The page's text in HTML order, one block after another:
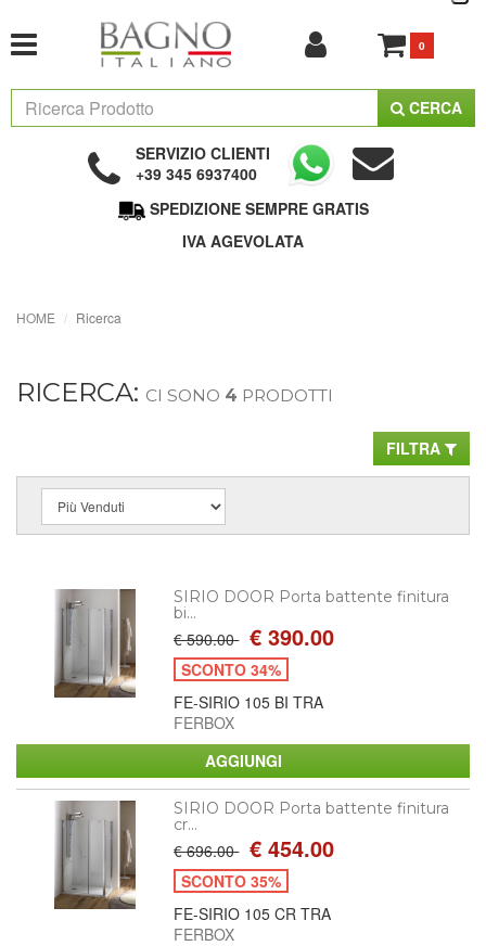
0
CERCA
SERVIZIO CLIENTI
+39 345 6937400
SPEDIZIONE SEMPRE GRATIS
IVA AGEVOLATA
HOME Ricerca
RICERCA: CI SONO 4 PRODOTTI
FILTRA
SIRIO DOOR Porta battente finitura
bi...
€ 590.00 € 390.00
SCONTO 34%
FE-SIRIO 105 BI TRA
FERBOX
SIRIO DOOR Porta battente finitura
cr...
€ 696.00 € 454.00
SCONTO 35%
FE-SIRIO 105 CR TRA
FERBOX